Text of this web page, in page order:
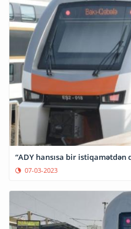
“ADY hansısa bir istiqamətdən
07-03-2023